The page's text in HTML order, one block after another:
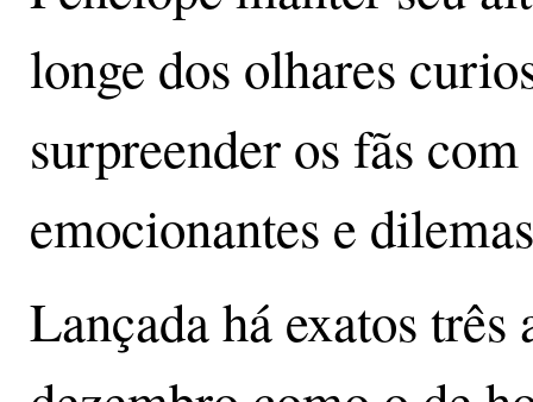
longe dos olhares
surpreender os fãs
emocionantes e
Lançada há exatos